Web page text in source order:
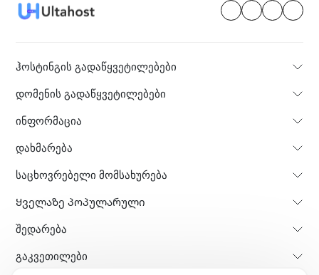
ჰოსტინგის გადაწყვეტილებები
დომენის გადაწყვეტილებები
ინფორმაცია
დახმარება
საცხოვრებელი მომსახურება
Ყველაზე პოპულარული
Შედარება
გაკვეთილები